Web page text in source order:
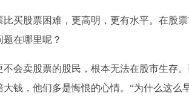
比买股票困难，更高明，更有水平。在股
在哪里呢？
不会卖股票的股民，根本无法在股市生存
大钱，他们多是悔恨的心情。“为什么这么